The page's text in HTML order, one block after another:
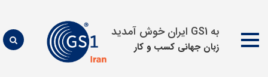
به GS1 ایران خوش آمدید
زبان جهانی كسب و كار